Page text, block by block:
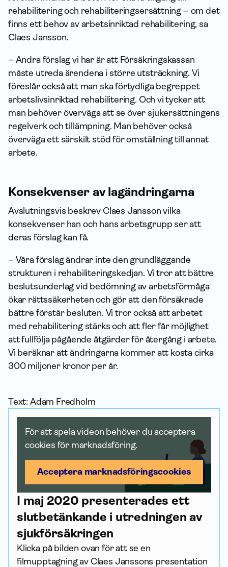
rehabilitering och rehabiliteringsersättning – om det
finns ett behov av arbetsinriktad rehabilitering, sa
Claes Jansson.
– Andra förslag vi har är att Försäkrings­kassan
måste utreda ärendena i större utsträckning. Vi
föreslår också att man ska förtydliga begreppet
arbetslivsinriktad rehabilitering. Och vi tycker att
man behöver överväga att se över sjukersättningens
regelverk och tillämpning. Man behöver också
överväga ett särskilt stöd för omställning till annat
arbete.
Konsekvenser av lagändringarna
Avslutningsvis beskrev Claes Jansson vilka
konsekvenser han och hans arbetsgrupp ser att
deras förslag kan få.
– Våra förslag ändrar inte den grund­läggande
strukturen i rehabiliteringskedjan. Vi tror att bättre
beslutsunderlag vid bedömning av arbetsförmåga
ökar rättssäkerheten och gör att den försäkrade
bättre förstår besluten. Vi tror också att arbetet
med rehabilitering stärks och att fler får möjlighet
att fullfölja pågående åtgärder för återgång i arbete.
Vi beräknar att ändringarna kommer att kosta cirka
300 miljoner kronor per år.
Text: Adam Fredholm
För att spela videon behöver du acceptera
cookies för marknadsföring.
Acceptera marknadsförings­cookies
I maj 2020 presenterades ett
slutbetänkande i utredningen av
sjuk­försäkringen
Klicka på bilden ovan för att se en
filmupptagning av Claes Janssons presentation